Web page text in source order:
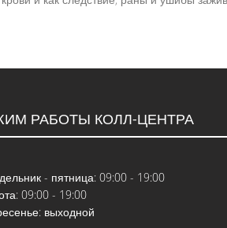
РАБОТЫ КОЛЛ-ЦЕНТРА
- пятница: 09:00 - 19:00
09:00 - 19:00
выходной